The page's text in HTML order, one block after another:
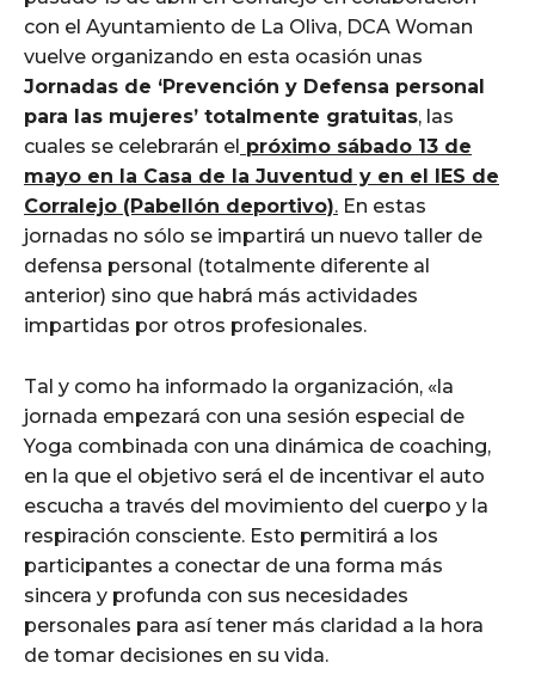
con el Ayuntamiento de La Oliva, DCA Woman
vuelve organizando en esta ocasión unas
Jornadas de ‘Prevención y Defensa personal
para las mujeres’ totalmente gratuitas, las
cuales se celebrarán el próximo sábado 13 de
mayo en la Casa de la Juventud y en el IES de
Corralejo (Pabellón deportivo). En estas
jornadas no sólo se impartirá un nuevo taller de
defensa personal (totalmente diferente al
anterior) sino que habrá más actividades
impartidas por otros profesionales.
Tal y como ha informado la organización, «la
jornada empezará con una sesión especial de
Yoga combinada con una dinámica de coaching,
en la que el objetivo será el de incentivar el auto
escucha a través del movimiento del cuerpo y la
respiración consciente. Esto permitirá a los
participantes a conectar de una forma más
sincera y profunda con sus necesidades
personales para así tener más claridad a la hora
de tomar decisiones en su vida.